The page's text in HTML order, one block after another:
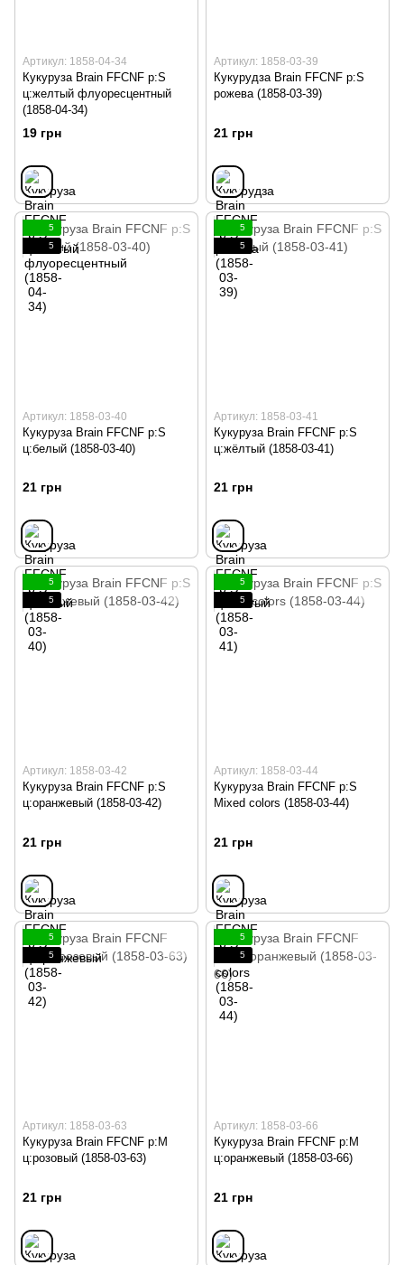
Артикул: 1858-04-34
Кукуруза Brain FFCNF р:S
ц:желтый флуоресцентный
(1858-04-34)
19 грн
Артикул: 1858-03-39
Кукурудза Brain FFCNF р:S
рожева (1858-03-39)
21 грн
5
5
Артикул: 1858-03-40
Кукуруза Brain FFCNF р:S
ц:белый (1858-03-40)
21 грн
5
5
Артикул: 1858-03-41
Кукуруза Brain FFCNF р:S
ц:жёлтый (1858-03-41)
21 грн
5
5
Артикул: 1858-03-42
Кукуруза Brain FFCNF р:S
ц:оранжевый (1858-03-42)
21 грн
5
5
Артикул: 1858-03-44
Кукуруза Brain FFCNF р:S
Mixed colors (1858-03-44)
21 грн
5
5
Артикул: 1858-03-63
Кукуруза Brain FFCNF р:M
ц:розовый (1858-03-63)
21 грн
5
5
Артикул: 1858-03-66
Кукуруза Brain FFCNF р:M
ц:оранжевый (1858-03-66)
21 грн